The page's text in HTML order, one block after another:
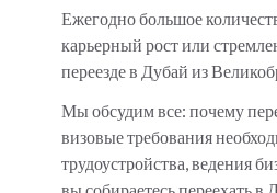
Ежегодно большое
карьерный рост или
переезде в Дубай из
Мы обсудим все: почему
визовые требования
трудоустройства, ведения